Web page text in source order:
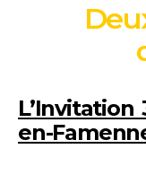
en-